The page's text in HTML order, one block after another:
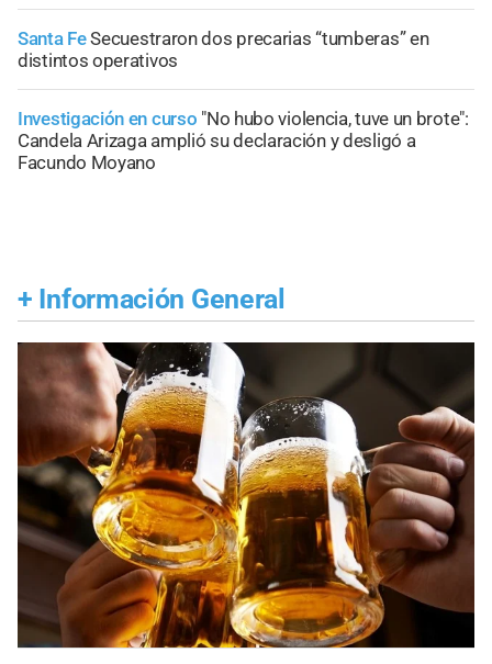
Santa FeSecuestraron dos precarias “tumberas” en
distintos operativos
Investigación en curso "No hubo violencia, tuve un brote":
Candela Arizaga amplió su declaración y desligó a
Facundo Moyano
+ Información General